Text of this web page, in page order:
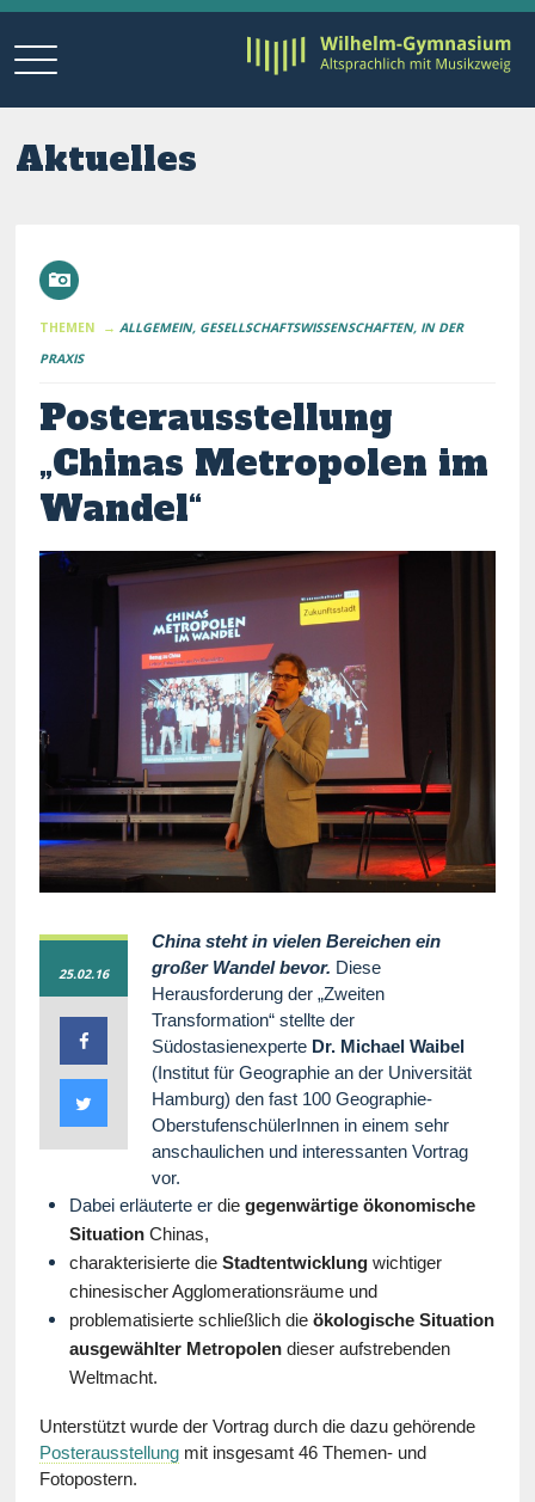
Aktuelles
THEMEN → ALLGEMEIN GESELLSCHAFTSWISSENSCHAFTEN IN DER
PRAXIS
Posterausstellung
„Chinas Metropolen im
Wandel“
25.02.16
China steht in vielen Bereichen ein
großer Wandel bevor. Diese
Herausforderung der „Zweiten
Transformation“ stellte der
Südostasienexperte Dr. Michael Waibel
(Institut für Geographie an der Universität
Hamburg) den fast 100 Geographie-
OberstufenschülerInnen in einem sehr
anschaulichen und interessanten Vortrag
vor.
Dabei erläuterte erdiegegenwärtige ökonomische
Situation Chinas,
charakterisierte dieStadtentwicklung wichtiger
chinesischer Agglomerationsräume und
problematisierte schließlich dieökologische Situation
ausgewählter Metropolen dieser aufstrebenden
Weltmacht.
Unterstützt wurde der Vortrag durch die dazu gehörende
Posterausstellung mit insgesamt 46 Themen- und
Fotopostern.